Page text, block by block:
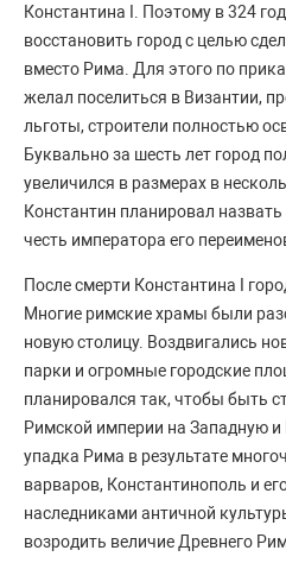
Константина I. Поэтому в 324
восстановить город с целью
вместо Рима. Для этого по
желал поселиться в Византии,
льготы, строители полностью
Буквально за шесть лет город
увеличился в размерах в
Константин планировал
честь императора его
После смерти Константина I
Многие римские храмы были
новую столицу. Воздвигались
парки и огромные городские
планировался так, чтобы быть
Римской империи на Западную
упадка Рима в результате
варваров, Константинополь и
наследниками античной
возродить величие Древнего